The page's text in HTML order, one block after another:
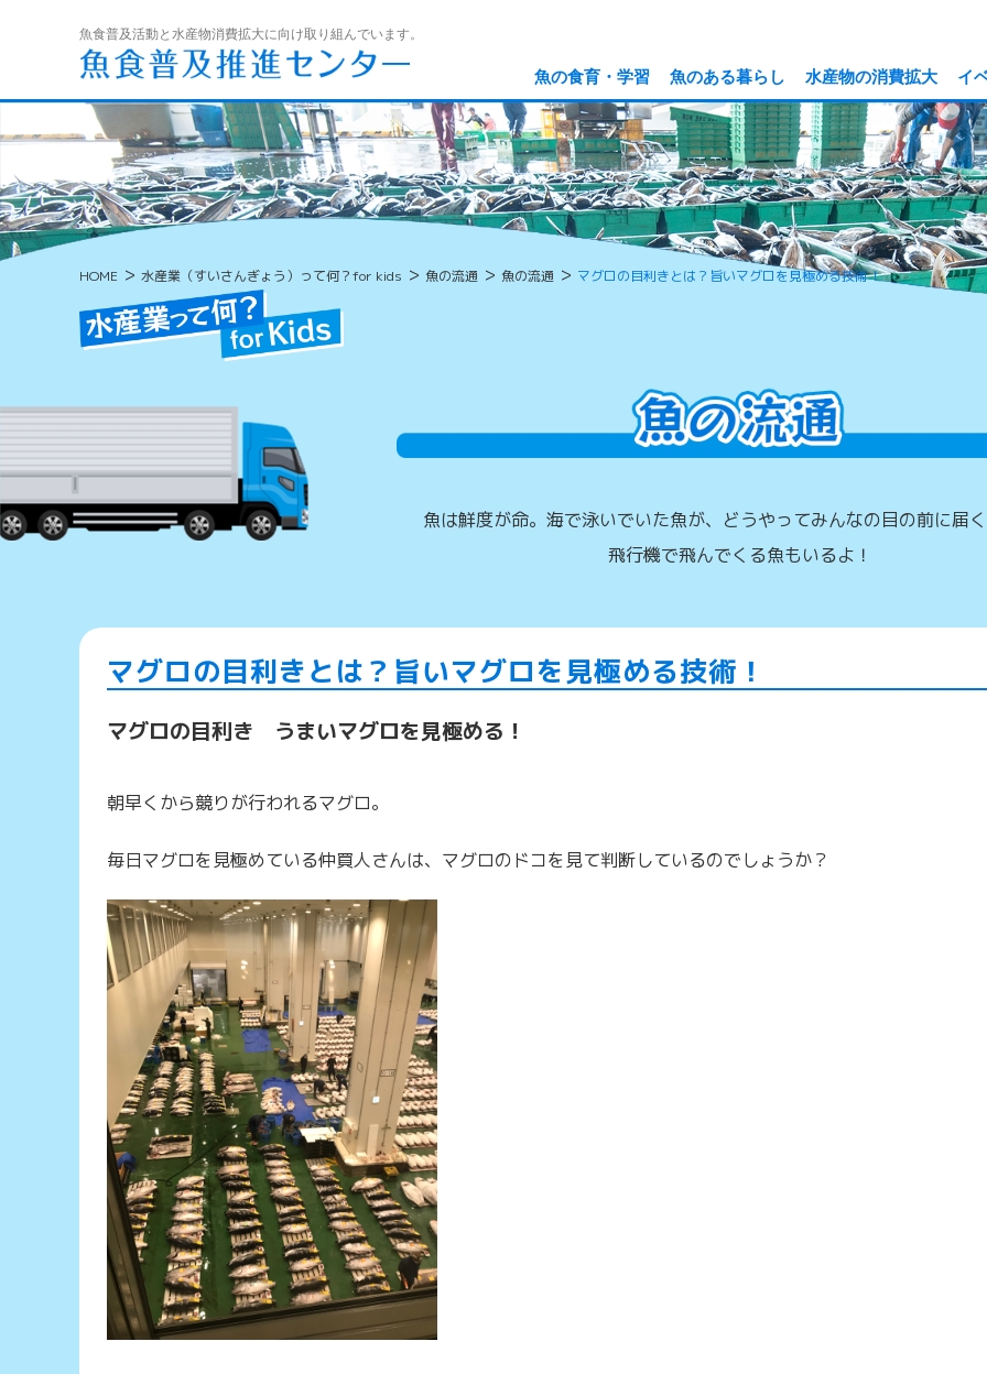
魚食普及活動と水産物消費拡大に向け取り組んでいます。
魚の食育・学習 魚のある暮らし 水産物の消費拡大 イ
HOME > 水産業（すいさんぎょう）って何？for kids > 魚の流通 > 魚の流通 > マグロの目利きとは？旨いマグロを見極める技術！
魚は鮮度が命。海で泳いでいた魚が、どうやってみんなの目の前に届
飛行機で飛んでくる魚もいるよ！
マグロの目利きとは？旨いマグロを見極める技術！
マグロの目利き うまいマグロを見極める！
朝早くから競りが行われるマグロ。
毎日マグロを見極めている仲買人さんは、マグロのドコを見て判断しているのでしょうか？